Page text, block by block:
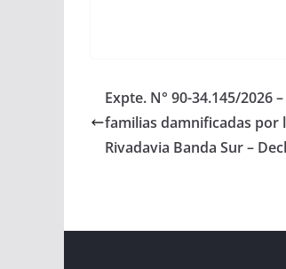
Expte. N° 90-34.145/2026
familias damnificadas por
Rivadavia Banda Sur –